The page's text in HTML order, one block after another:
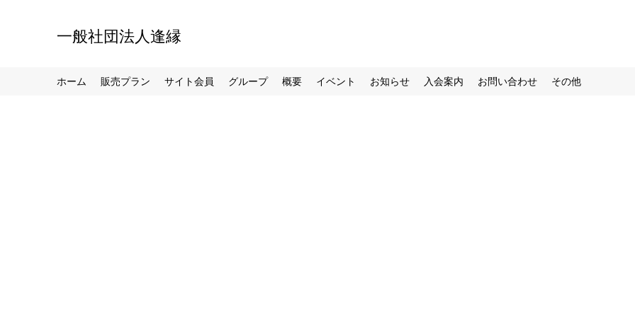
一般社団法人逢縁
ホーム 販売プラン サイト会員 グループ 概要 イベント お知らせ 入会案内 お問い合わせ その他